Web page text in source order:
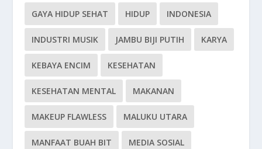
GAYA HIDUP SEHAT HIDUP INDONESIA
INDUSTRI MUSIK JAMBU BIJI PUTIH KARYA
KEBAYA ENCIM KESEHATAN
KESEHATAN MENTAL MAKANAN
MAKEUP FLAWLESS MALUKU UTARA
MANFAAT BUAH BIT MEDIA SOSIAL